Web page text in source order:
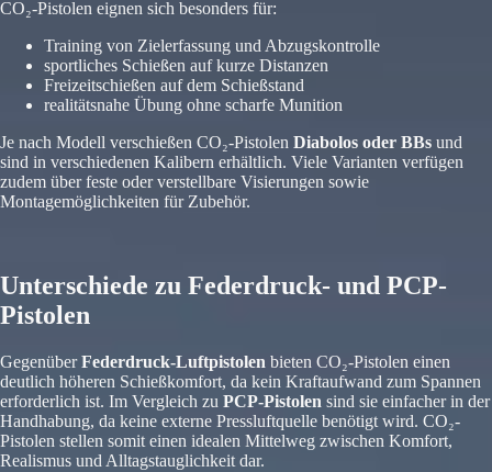
CO₂-Pistolen eignen sich besonders für:
Training von Zielerfassung und Abzugskontrolle
sportliches Schießen auf kurze Distanzen
Freizeitschießen auf dem Schießstand
realitätsnahe Übung ohne scharfe Munition
Je nach Modell verschießen CO₂-Pistolen Diabolos oder BBs und
sind in verschiedenen Kalibern erhältlich. Viele Varianten verfügen
zudem über feste oder verstellbare Visierungen sowie
Montagemöglichkeiten für Zubehör.
Unterschiede zu Federdruck- und PCP-
Pistolen
GegenüberFederdruck-Luftpistolen bieten CO₂-Pistolen einen
deutlich höheren Schießkomfort, da kein Kraftaufwand zum Spannen
erforderlich ist. Im Vergleich zu PCP-Pistolen sind sie einfacher in der
Handhabung, da keine externe Pressluftquelle benötigt wird. CO₂-
Pistolen stellen somit einen idealen Mittelweg zwischen Komfort,
Realismus und Alltagstauglichkeit dar.